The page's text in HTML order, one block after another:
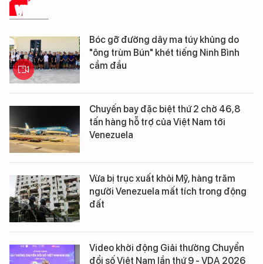
VIDEO
Bóc gỡ đường dây ma túy khủng do
"ông trùm Bún" khét tiếng Ninh Bình
cầm đầu
Chuyến bay đặc biệt thứ 2 chở 46,8
tấn hàng hỗ trợ của Việt Nam tới
Venezuela
Vừa bị trục xuất khỏi Mỹ, hàng trăm
người Venezuela mất tích trong động
đất
Video khởi động Giải thưởng Chuyển
đổi số Việt Nam lần thứ 9 - VDA 2026